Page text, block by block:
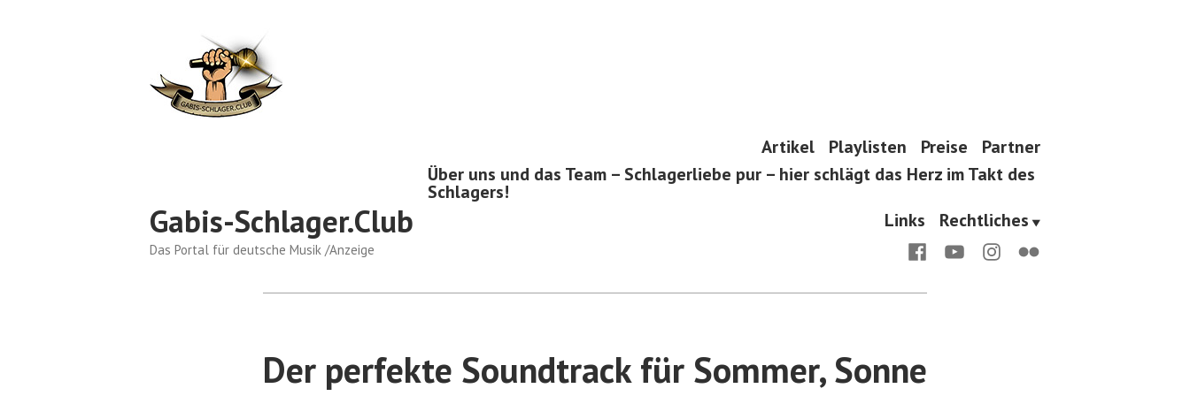
Gabis-Schlager.Club
Das Portal für deutsche Musik /Anzeige
Artikel Playlisten Preise
Partner
Über uns und das Team – Schlagerliebe pur – hier schlägt das Herz im Takt des
Schlagers!
Links
Rechtliches
FacebookYoutubeInstagram
Flickr
Der perfekte Soundtrack für Sommer, Sonne